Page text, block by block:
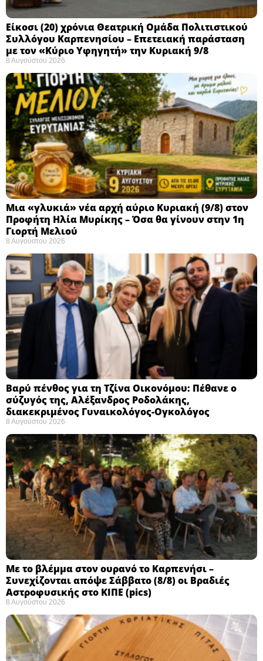
Eίκοσι (20) χρόνια Θεατρική Ομάδα Πολιτιστικού
Συλλόγου Καρπενησίου – Επετειακή παράσταση
με τον «Κύριο Υφηγητή» την Κυριακή 9/8
8 Αυγούστου 2026
Μια «γλυκιά» νέα αρχή αύριο Κυριακή (9/8) στον
Προφήτη Ηλία Μυρίκης – Όσα θα γίνουν στην 1η
Γιορτή Μελιού
8 Αυγούστου 2026
Βαρύ πένθος για τη Τζίνα Οικονόμου: Πέθανε ο
σύζυγός της, Αλέξανδρος Ροδολάκης,
διακεκριμένος Γυναικολόγος-Ογκολόγος
8 Αυγούστου 2026
Με το βλέμμα στον ουρανό το Καρπενήσι –
Συνεχίζονται απόψε Σάββατο (8/8) οι Βραδιές
Αστροφυσικής στο ΚΙΠΕ (pics)
8 Αυγούστου 2026